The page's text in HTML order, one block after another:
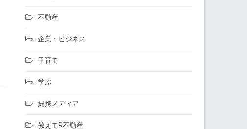
不動産
企業・ビジネス
子育て
学ぶ
提携メディア
教えてR不動産